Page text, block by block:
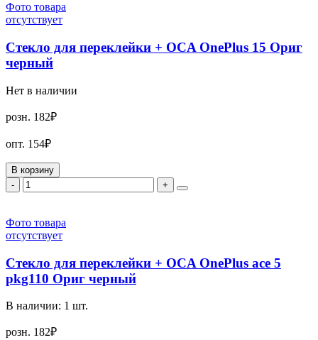
Фото товара
отсутствует
Стекло для переклейки + OCA OnePlus 15 Ориг
черный
Нет в наличии
розн. 182₽
опт. 154₽
В корзину
-
+
Фото товара
отсутствует
Стекло для переклейки + OCA OnePlus ace 5
pkg110 Ориг черный
В наличии: 1 шт.
розн. 182₽